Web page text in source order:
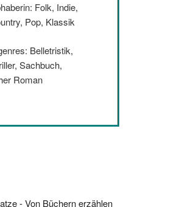
Folk, Indie,
Pop, Klassik
Belletristik,
Sachbuch,
Roman